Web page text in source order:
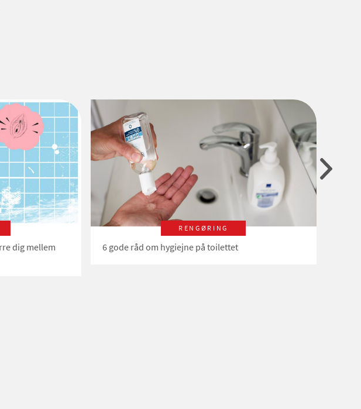
dig mellem
RENGØRING
6 gode råd om hygiejne på toilettet